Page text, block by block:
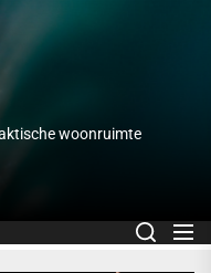
woonruimte